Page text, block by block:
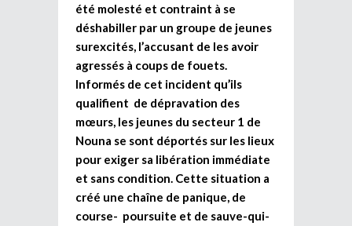
été molesté et contraint à se
déshabiller par un groupe de jeunes
surexcités, l’accusant de les avoir
agressés à coups de fouets.
Informés de cet incident qu’ils
qualifient de dépravation des
mœurs, les jeunes du secteur 1 de
Nouna se sont déportés sur les lieux
pour exiger sa libération immédiate
et sans condition. Cette situation a
créé une chaîne de panique, de
course- poursuite et de sauve-qui-